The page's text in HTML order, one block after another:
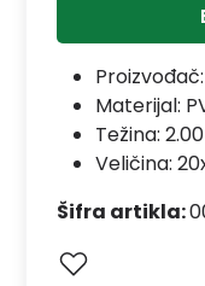
Proizvođač:
Materijal:
Težina:
Veličina:
Šifra artikla: